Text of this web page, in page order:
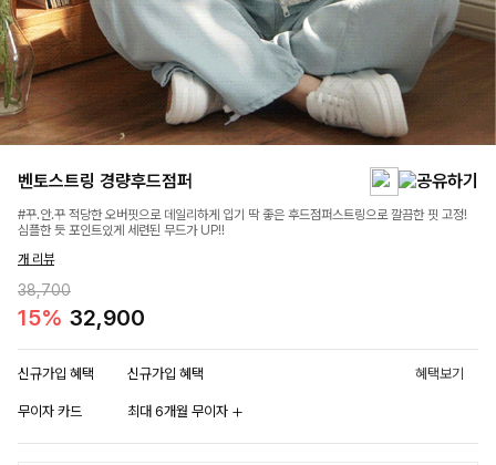
벤토스트링 경량후드점퍼
#꾸.안.꾸 적당한 오버핏으로 데일리하게 입기 딱 좋은 후드점퍼스트링으로 깔끔한 핏 고정!
심플한 듯 포인트있게 세련된 무드가 UP!!
개 리뷰
38,700
15% 32,900
신규가입 혜택 신규가입 혜택 혜택보기
무이자 카드 최대 6개월 무이자